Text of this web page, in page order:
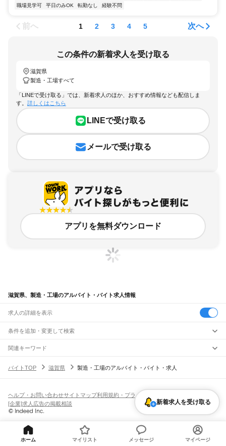
職場見学可
平日のみOK 転勤なし 経験不問
前へ 1 2 3 4 5 次へ
この条件の新着求人を受け取る
滋賀県
製造・工場すべて
「LINEで受け取る」では、新着求人のほか、おすすめ情報なども配信しま
す。 詳しくはこちら
LINEで受け取る
メールで受け取る
アプリを無料ダウンロード
滋賀県、製造・工場のアルバイト・バイト求人情報
求人の詳細を表示
条件を追加・変更して検索
市区町村を追加・変更
滋賀県すべて
駅を追加・変更
米原駅 坂田駅田村駅 長浜駅 虎姫駅河毛駅高月駅木ノ本駅
JR東海道本線(岐阜～美濃赤坂・米原)
柏原駅 近江長岡駅
JR草津線
油日駅甲賀駅 甲南駅貴生川駅 甲西駅 石部駅
飲食・フードサービス
飲食・フードサービス
ホールスタッフ
精肉・鮮魚加工
飲食店補助（開店・閉店準備）
飲食店（店長・マネージャー）
営業・販売
特徴を追加・変更
人気
ピアスOK
オープニングスタッフ
留学生・外国人活躍中
勤務期間
アルバイト・パート
正社員
都道府県を変更
関連キーワード
滋賀県 整備工場
バイトTOP 滋賀県 製造・工場のアルバイト・バイト・求人
新着求人を受け取る
ヘルプ・お問い合わせサイトマップ利用規約・プライバシーポリシー
[企業]求人広告の掲載相談
ホーム マイリスト メッセージ マイページ